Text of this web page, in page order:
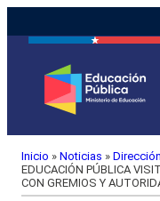
Inicio » Noticias »
EDUCACIÓN PÚBLICA
CON GREMIOS Y